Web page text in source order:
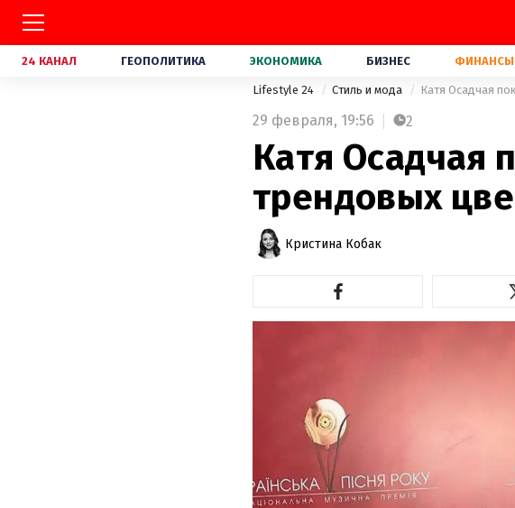
24 КАНАЛ ГЕОПОЛИТИКА ЭКОНОМИКА БИЗНЕС ФИНАНСЫ
Lifestyle 24 Стиль и мода Катя Осадчая
29 февраля, 19:56 2
Катя Осадчая
трендовых
Кристина Кобак